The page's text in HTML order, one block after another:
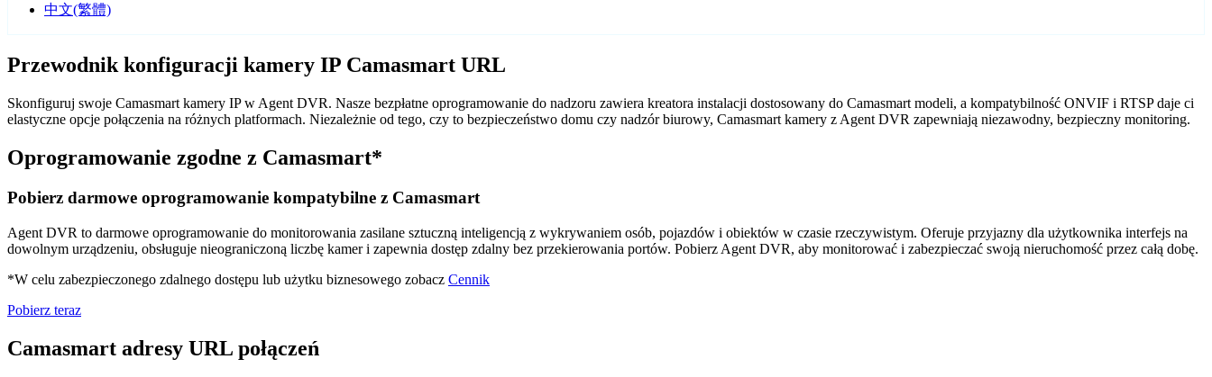
中文(繁體)
Przewodnik konfiguracji kamery IP Camasmart URL
Skonfiguruj swoje Camasmart kamery IP w Agent DVR. Nasze bezpłatne oprogramowanie do nadzoru zawiera kreatora instalacji dostosowany do Camasmart modeli, a kompatybilność ONVIF i RTSP daje ci
elastyczne opcje połączenia na różnych platformach. Niezależnie od tego, czy to bezpieczeństwo domu czy nadzór biurowy, Camasmart kamery z Agent DVR zapewniają niezawodny, bezpieczny monitoring.
Oprogramowanie zgodne z Camasmart*
Pobierz darmowe oprogramowanie kompatybilne z Camasmart
Agent DVR to darmowe oprogramowanie do monitorowania zasilane sztuczną inteligencją z wykrywaniem osób, pojazdów i obiektów w czasie rzeczywistym. Oferuje przyjazny dla użytkownika interfejs na
dowolnym urządzeniu, obsługuje nieograniczoną liczbę kamer i zapewnia dostęp zdalny bez przekierowania portów. Pobierz Agent DVR, aby monitorować i zabezpieczać swoją nieruchomość przez całą dobę.
*W celu zabezpieczonego zdalnego dostępu lub użytku biznesowego zobacz Cennik
Pobierz teraz
Camasmart adresy URL połączeń